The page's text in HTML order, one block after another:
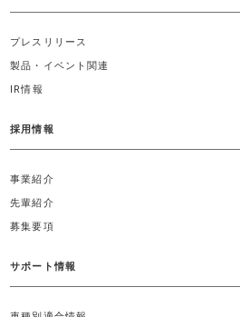
プレスリリース
製品・イベント関連
IR情報
採用情報
事業紹介
先輩紹介
募集要項
サポート情報